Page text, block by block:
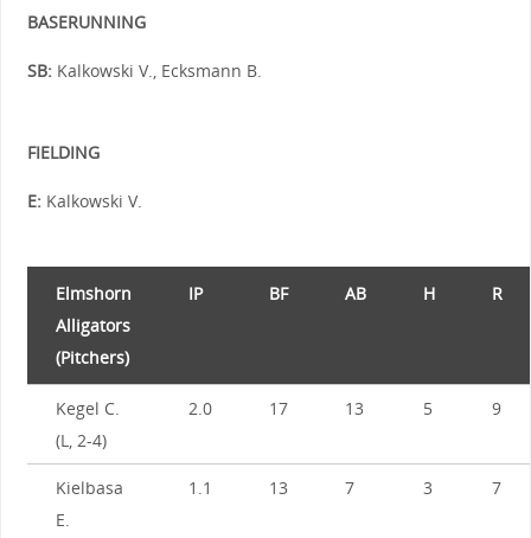
BASERUNNING
SB:Kalkowski V., Ecksmann B.
FIELDING
E:Kalkowski V.
Elmshorn
Alligators
(Pitchers)
IP BF AB H R
Kegel C.
(L, 2-4)
2.0 17 13 5 9
Kielbasa
E.
1.1 13 7 3 7